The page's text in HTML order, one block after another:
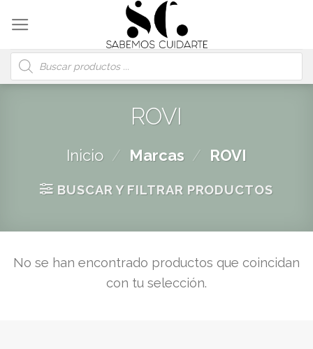
content
Búsqueda
de
productos
ROVI
Inicio / Marcas / ROVI
BUSCAR Y FILTRAR PRODUCTOS
No se han encontrado productos que coincidan
con tu selección.